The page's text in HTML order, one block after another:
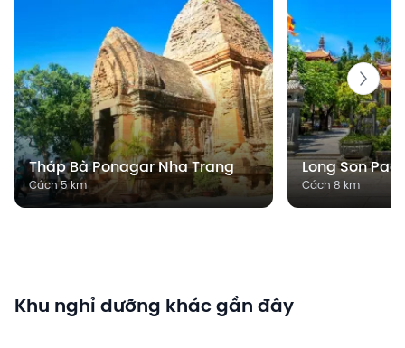
Tháp Bà Ponagar Nha Trang
Cách 5 km
Long Son
Cách 8 km
Khu nghỉ dưỡng khác gần đây